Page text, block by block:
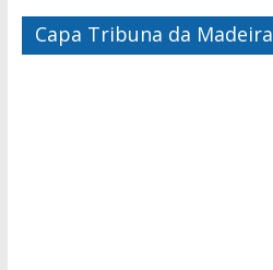
Capa Tribuna da Madeira